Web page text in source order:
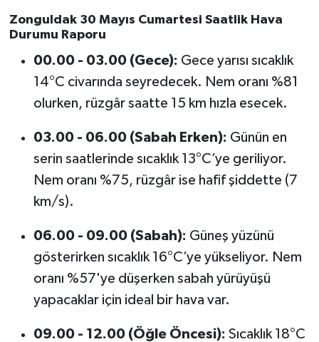
Zonguldak 30 Mayıs Cumartesi Saatlik Hava
Durumu Raporu
00.00 - 03.00 (Gece): Gece yarısı sıcaklık
14°C civarında seyredecek. Nem oranı %81
olurken, rüzgâr saatte 15 km hızla esecek.
03.00 - 06.00 (Sabah Erken): Günün en
serin saatlerinde sıcaklık 13°C’ye geriliyor.
Nem oranı %75, rüzgâr ise hafif şiddette (7
km/s).
06.00 - 09.00 (Sabah): Güneş yüzünü
gösterirken sıcaklık 16°C’ye yükseliyor. Nem
oranı %57'ye düşerken sabah yürüyüşü
yapacaklar için ideal bir hava var.
09.00 - 12.00 (Öğle Öncesi): Sıcaklık 18°C